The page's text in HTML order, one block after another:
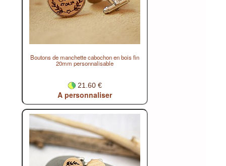
Boutons de manchette cabochon en bois fin
20mm personnalisable
21.60 €
A personnaliser